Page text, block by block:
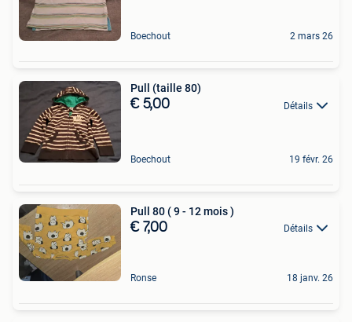
Boechout 2 mars 26
Pull (taille 80)
€ 5,00 Détails
Boechout 19 févr. 26
Pull 80 ( 9 - 12 mois )
€ 7,00 Détails
Ronse 18 janv. 26